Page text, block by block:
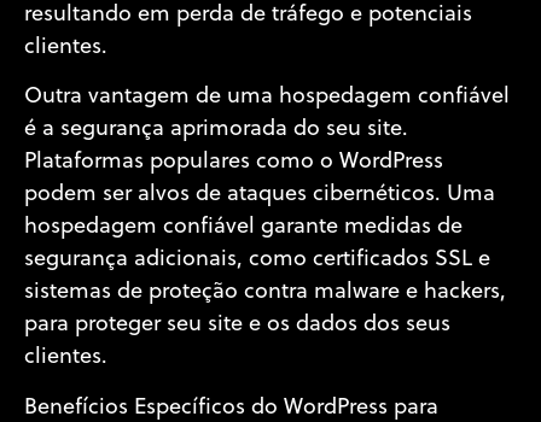
resultando em perda de tráfego e potenciais
clientes.
Outra vantagem de uma hospedagem confiável
é a segurança aprimorada do seu site.
Plataformas populares como o WordPress
podem ser alvos de ataques cibernéticos. Uma
hospedagem confiável garante medidas de
segurança adicionais, como certificados SSL e
sistemas de proteção contra malware e hackers,
para proteger seu site e os dados dos seus
clientes.
Benefícios Específicos do WordPress para